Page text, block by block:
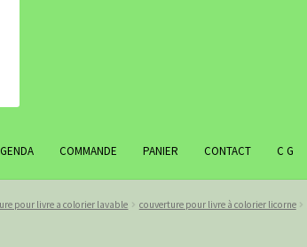
COMMANDE PANIER CONTACT C G
pour livre a colorier lavable couverture pour livre à colorier licorne